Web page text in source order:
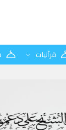
قرآنيات